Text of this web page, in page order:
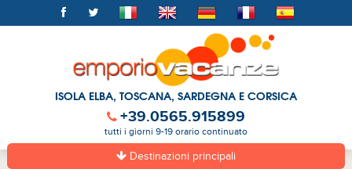
ISOLA ELBA, TOSCANA, SARDEGNA E CORSICA
+39.0565.915899
tutti i giorni 9-19 orario continuato
Destinazioni principali